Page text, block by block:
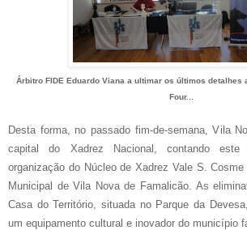
Árbitro FIDE Eduardo Viana a ultimar os últimos detalhes
Four...
Desta forma, no passado fim-de-semana, Vila
capital do Xadrez Nacional, contando este
organização do Núcleo de Xadrez Vale S.
Municipal de Vila Nova de Famalicão. As
Casa do Território, situada no Parque da
um equipamento cultural e inovador do município